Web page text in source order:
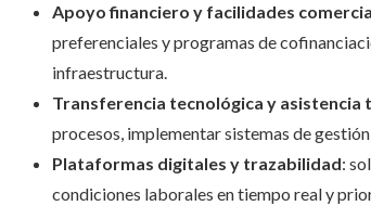
Apoyo financiero y facilidades
preferenciales y programas de
infraestructura.
Transferencia tecnológica y asistencia
procesos, implementar sistemas de
Plataformas digitales y trazabilidad:
condiciones laborales en tiempo real y